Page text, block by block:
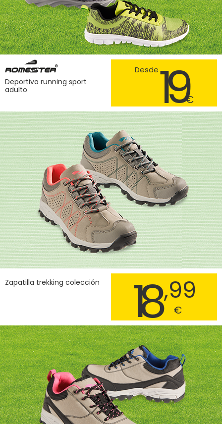
Deportiva running sport
adulto
Desde19€
Zapatilla trekking colección 18,99
€